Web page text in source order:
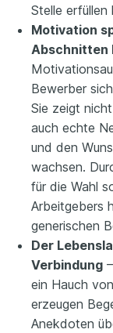
Stelle erfüllen
Motivation
Abschnitten
Bewerber
Sie zeigt
auch echte
und den
wachsen.
für die Wahl
Arbeitgebers
generischen
Der
Verbindung
ein Hauch
erzeugen
Anekdoten